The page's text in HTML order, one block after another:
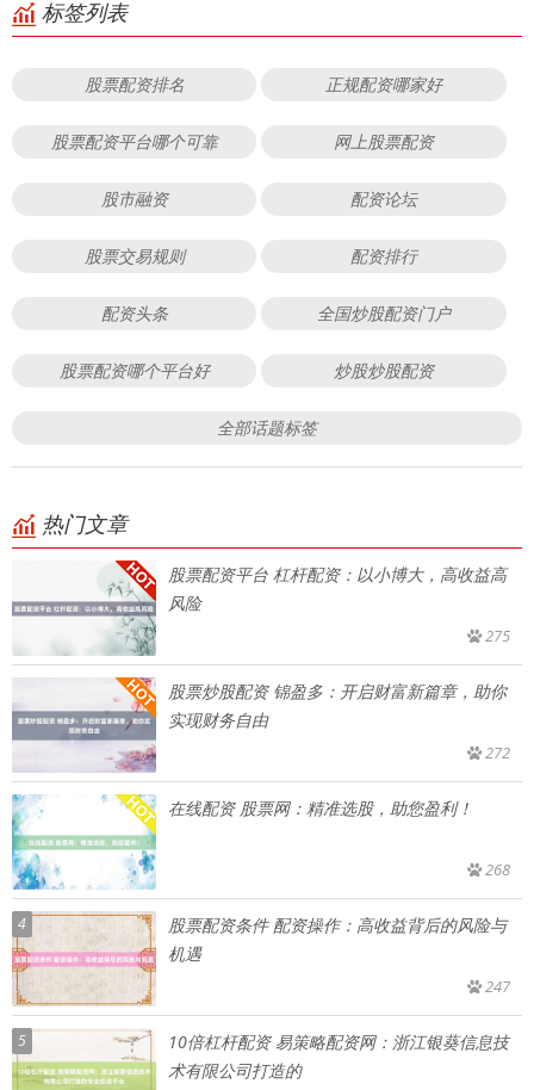
标签列表
股票配资排名 正规配资哪家好
股票配资平台哪个可靠 网上股票配资
股市融资 配资论坛
股票交易规则 配资排行
配资头条 全国炒股配资门户
股票配资哪个平台好 炒股炒股配资
全部话题标签
热门文章
股票配资平台 杠杆配资：以小博大，高收益高
风险
275
股票炒股配资 锦盈多：开启财富新篇章，助你
实现财务自由
272
在线配资 股票网：精准选股，助您盈利！
268
4
股票配资条件 配资操作：高收益背后的风险与
机遇
247
5
10倍杠杆配资 易策略配资网：浙江银葵信息技
术有限公司打造的